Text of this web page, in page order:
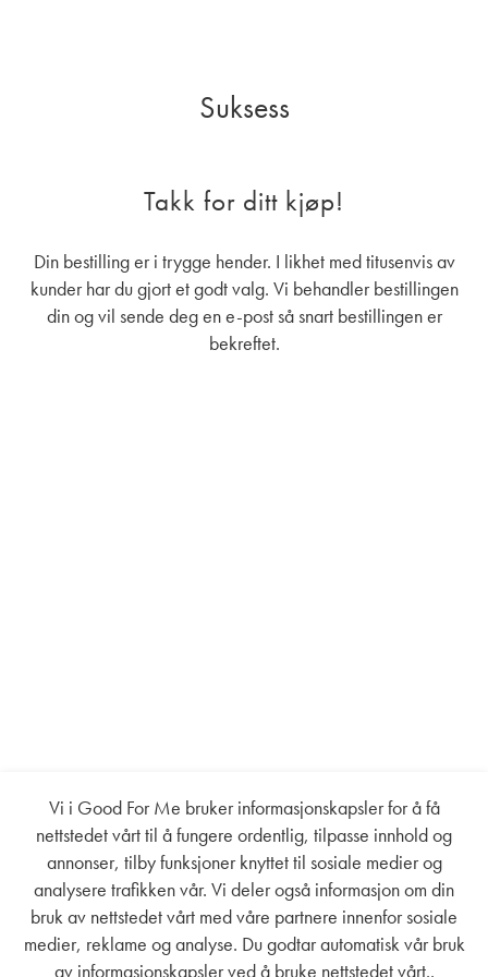
Suksess
Takk for ditt kjøp!
Din bestilling er i trygge hender. I likhet med titusenvis av
kunder har du gjort et godt valg. Vi behandler bestillingen
din og vil sende deg en e-post så snart bestillingen er
bekreftet.
Vi i Good For Me bruker informasjonskapsler for å få
nettstedet vårt til å fungere ordentlig, tilpasse innhold og
annonser, tilby funksjoner knyttet til sosiale medier og
analysere trafikken vår. Vi deler også informasjon om din
bruk av nettstedet vårt med våre partnere innenfor sosiale
medier, reklame og analyse. Du godtar automatisk vår bruk
av informasjonskapsler ved å bruke nettstedet vårt..